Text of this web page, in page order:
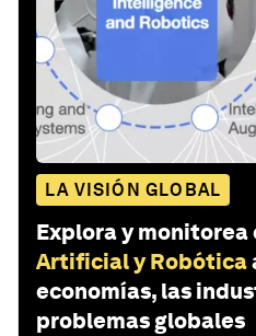
LA VISIÓN GLOBAL
Explora y monitorea
Artificial y Robótica
economías, las
problemas globales